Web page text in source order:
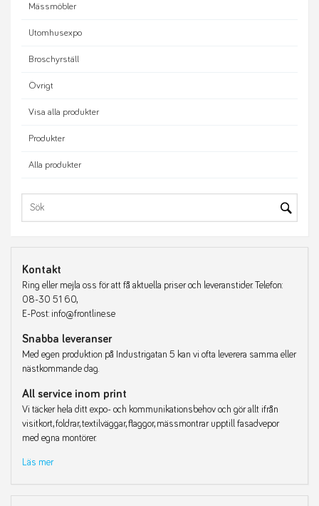
Mässmöbler
Utomhusexpo
Broschyrställ
Övrigt
Visa alla produkter
Produkter
Alla produkter
Kontakt
Ring eller mejla oss för att få aktuella priser och leveranstider. Telefon:
08-30 51 60,
E-Post: info@frontline.se
Snabba leveranser
Med egen produktion på Industrigatan 5 kan vi ofta leverera samma eller
nästkommande dag.
All service inom print
Vi täcker hela ditt expo- och kommunikationsbehov och gör allt ifrån
visitkort, foldrar, textilväggar, flaggor, mässmontrar upptill fasadvepor
med egna montörer.
Läs mer